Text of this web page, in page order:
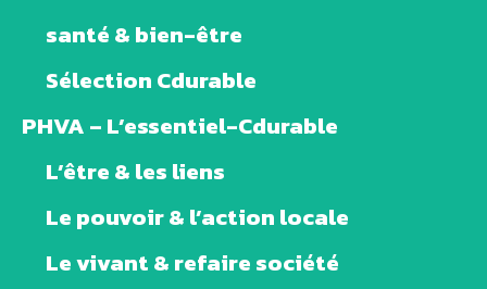
santé & bien-être
Sélection Cdurable
PHVA – L’essentiel-Cdurable
L’être & les liens
Le pouvoir & l’action locale
Le vivant & refaire société